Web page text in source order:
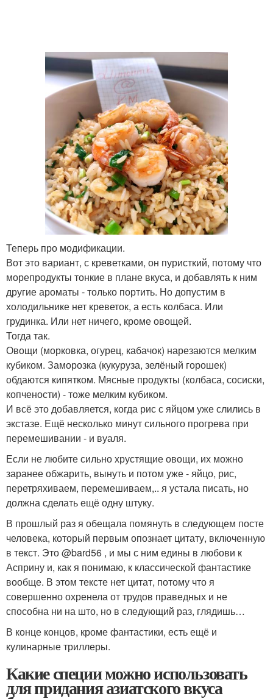
Теперь про модификации.
Вот это вариант, с креветками, он пуристкий, потому что
морепродукты тонкие в плане вкуса, и добавлять к ним
другие ароматы - только портить. Но допустим в
холодильнике нет креветок, а есть колбаса. Или
грудинка. Или нет ничего, кроме овощей.
Тогда так.
Овощи (морковка, огурец, кабачок) нарезаются мелким
кубиком. Заморозка (кукуруза, зелёный горошек)
обдаются кипятком. Мясные продукты (колбаса, сосиски,
копчености) - тоже мелким кубиком.
И всё это добавляется, когда рис с яйцом уже слились в
экстазе. Ещё несколько минут сильного прогрева при
перемешивании - и вуаля.
Если не любите сильно хрустящие овощи, их можно
заранее обжарить, вынуть и потом уже - яйцо, рис,
перетряхиваем, перемешиваем,.. я устала писать, но
должна сделать ещё одну штуку.
В прошлый раз я обещала помянуть в следующем посте
человека, который первым опознает цитату, включенную
в текст. Это @bard56 , и мы с ним едины в любови к
Асприну и, как я понимаю, к классической фантастике
вообще. В этом тексте нет цитат, потому что я
совершенно охренела от трудов праведных и не
способна ни на што, но в следующий раз, глядишь…
В конце концов, кроме фантастики, есть ещё и
кулинарные триллеры.
Какие специи можно использовать
для придания азиатского вкуса